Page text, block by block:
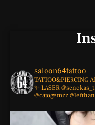
saloon64tattoo
TATTOO&PIERCING
✨ LASER
@catogemzz